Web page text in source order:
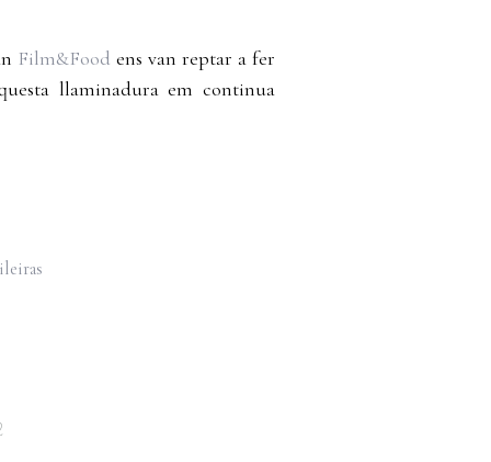
Film&Food ens van reptar a fer
llaminadura em continua